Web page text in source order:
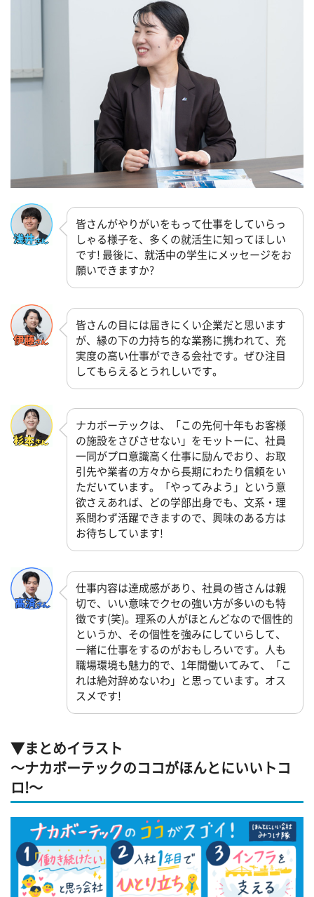
皆さんがやりがいをもって仕事をしていらっ
しゃる様子を、多くの就活生に知ってほしい
です! 最後に、就活中の学生にメッセージをお
願いできますか?
皆さんの目には届きにくい企業だと思います
が、縁の下の力持ち的な業務に携われて、充
実度の高い仕事ができる会社です。ぜひ注目
してもらえるとうれしいです。
ナカボーテックは、「この先何十年もお客様
の施設をさびさせない」をモットーに、社員
一同がプロ意識高く仕事に励んでおり、お取
引先や業者の方々から長期にわたり信頼をい
ただいています。「やってみよう」という意
欲さえあれば、どの学部出身でも、文系・理
系問わず活躍できますので、興味のある方は
お待ちしています!
仕事内容は達成感があり、社員の皆さんは親
切で、いい意味でクセの強い方が多いのも特
徴です(笑)。理系の人がほとんどなので個性的
というか、その個性を強みにしていらして、
一緒に仕事をするのがおもしろいです。人も
職場環境も魅力的で、1年間働いてみて、「こ
れは絶対辞めないわ」と思っています。オス
スメです!
▼まとめイラスト
～ナカボーテックのココがほんとにいいトコ
ロ!～